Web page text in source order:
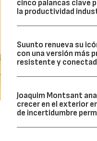
cinco palancas clave
la productividad
Suunto renueva su
con una versión más
resistente y
Joaquim Montsant
crecer en el exterior
de incertidumbre